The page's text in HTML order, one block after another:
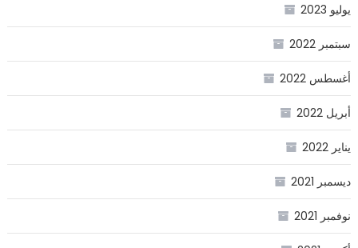
يوليو 2023
سبتمبر 2022
أغسطس 2022
أبريل 2022
يناير 2022
ديسمبر 2021
نوفمبر 2021